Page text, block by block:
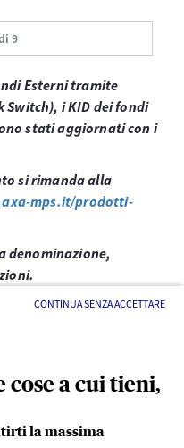
a cui tieni,
la massima
CONTINUA SENZA ACCETTARE
9
Esterni tramite
i KID dei fondi
stati aggiornati con i
si rimanda alla
mps.it/prodotti-
denominazione,